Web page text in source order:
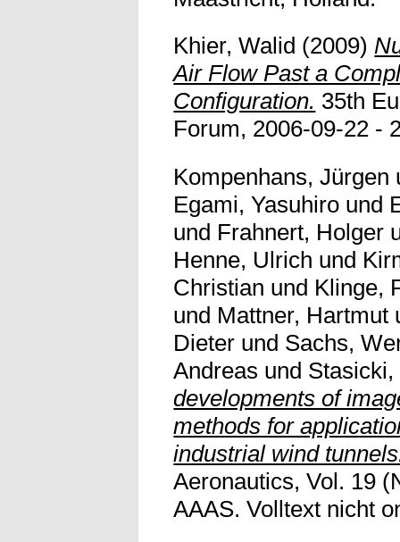
Khier, Walid (2009)
Air Flow Past a
Configuration. 35th
Forum, 2006-09-22 -
Kompenhans, Jürgen
Egami, Yasuhiro und
und Frahnert, Holger
Henne, Ulrich und
Christian und Klinge,
und Mattner, Hartmut
Dieter und Sachs,
Andreas und
developments of
methods for
industrial wind
Aeronautics, Vol. 19
AAAS. Volltext nicht